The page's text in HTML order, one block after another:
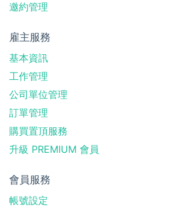
邀約管理
雇主服務
基本資訊
工作管理
公司單位管理
訂單管理
購買置頂服務
升級 PREMIUM 會員
會員服務
帳號設定